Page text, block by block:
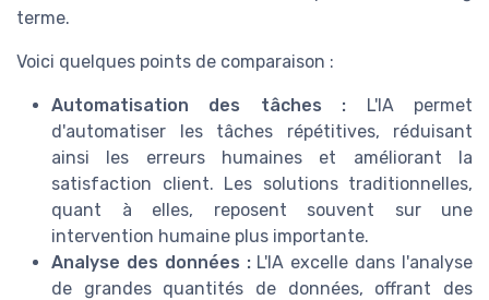
terme.
Voici quelques points de comparaison :
Automatisation des tâches : L'IA permet
d'automatiser les tâches répétitives, réduisant
ainsi les erreurs humaines et améliorant la
satisfaction client. Les solutions traditionnelles,
quant à elles, reposent souvent sur une
intervention humaine plus importante.
Analyse des données :L'IA excelle dans l'analyse
de grandes quantités de données, offrant des